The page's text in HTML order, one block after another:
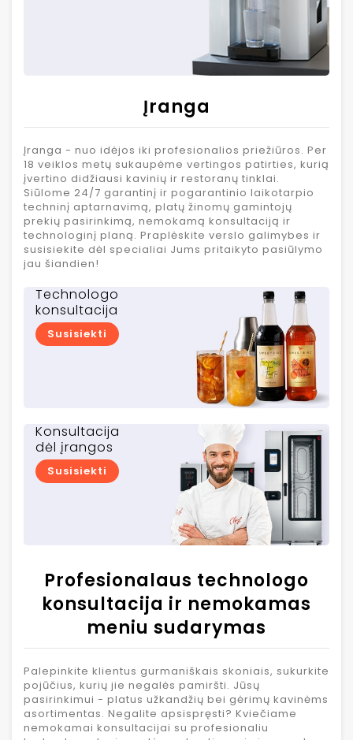
Įranga
Įranga - nuo idėjos iki profesionalios priežiūros. Per
18 veiklos metų sukaupėme vertingos patirties, kurią
įvertino didžiausi kavinių ir restoranų tinklai.
Siūlome 24/7 garantinį ir pogarantinio laikotarpio
techninį aptarnavimą, platų žinomų gamintojų
prekių pasirinkimą, nemokamą konsultaciją ir
technologinį planą. Praplėskite verslo galimybes ir
susisiekite dėl specialiai Jums pritaikyto pasiūlymo
jau šiandien!
Technologo
konsultacija
Susisiekti
Konsultacija
dėl įrangos
Susisiekti
Profesionalaus technologo
konsultacija ir nemokamas
meniu sudarymas
Palepinkite klientus gurmaniškais skoniais, sukurkite
pojūčius, kurių jie negalės pamiršti. Jūsų
pasirinkimui - platus užkandžių bei gėrimų kavinėms
asortimentas. Negalite apsispręsti? Kviečiame
nemokamai konsultacijai su profesionaliu